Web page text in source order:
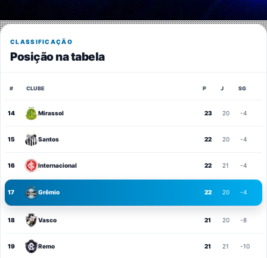
CLASSIFICAÇÃO
Posição na tabela
# CLUBE P J SG
14 Mirassol 23 20 -4
15 Santos 22 20 -4
16 Internacional 22 21 -4
17 Grêmio 22 20 -4
18 Vasco 21 20 -8
19 Remo 21 21 -10